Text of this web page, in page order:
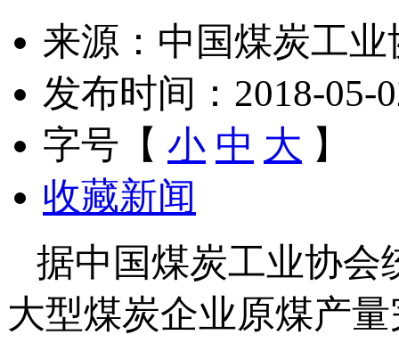
来源：中国煤炭工业
发布时间：2018-05-
字号【 小 中 大 】
收藏新闻
据中国煤炭工业协会
大型煤炭企业原煤产